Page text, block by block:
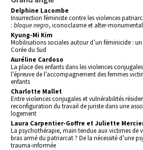
Delphine Lacombe
Insurrection féministe contre les violences
:bloque negro, iconoclasme et alter-
Kyung-Mi Kim
Mobilisations sociales autour d’un féminicide :
Corée du Sud
Auréline Cardoso
La place des enfants dans les violences
l’épreuve de l’accompagnement des femmes
enfants
Charlotte Mallet
Entre violences conjugales et vulnérabilités
reconfiguration du travail de juriste dans une
logement
Laura Carpentier-Goffre et Juliette
La psychothérapie, main tendue aux victimes de
bras armé du patriarcat ? De la nécessité d’une
trauma-informée